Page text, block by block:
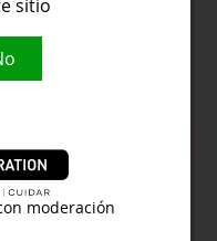
recuerdos a
sitio
moderación